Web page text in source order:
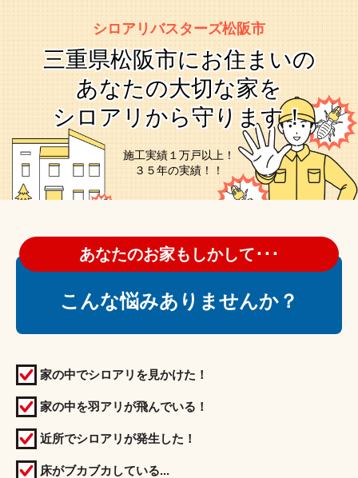
シロアリバスターズ松阪市
三重県松阪市にお住まいの
あなたの大切な家を
シロアリから守ります！
施工実績１万戸以上！
３５年の実績！！
あなたのお家もしかして･･･
こんな悩みありませんか？
家の中でシロアリを見かけた！
家の中を羽アリが飛んでいる！
近所でシロアリが発生した！
床がブカブカしている...